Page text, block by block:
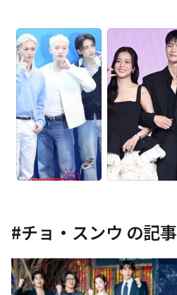
#チョ・スンウ の記事